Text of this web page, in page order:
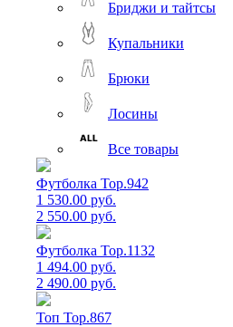
Бриджи и тайтсы
Купальники
Брюки
Лосины
Все товары
Футболка Top.942
1 530.00 руб.
2 550.00 руб.
Футболка Top.1132
1 494.00 руб.
2 490.00 руб.
Топ Top.867